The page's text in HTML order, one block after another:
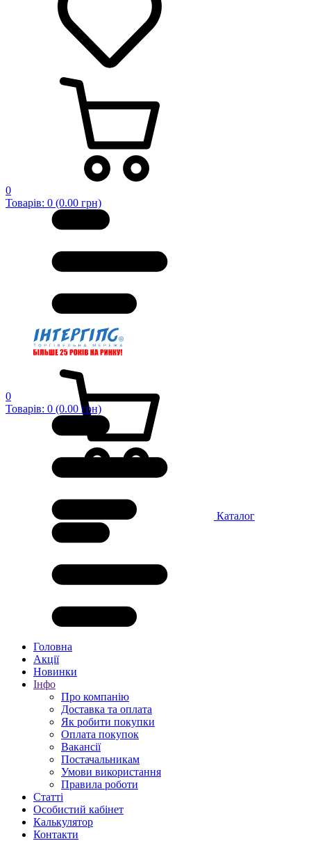
0
Товарів: 0 (0.00 грн)
0
Товарів: 0 (0.00 грн)
Каталог
Головна
Акції
Новинки
Інфо
Про компанію
Доставка та оплата
Як робити покупки
Оплата покупок
Вакансії
Постачальникам
Умови використання
Правила роботи
Статті
Особистий кабінет
Калькулятор
Контакти